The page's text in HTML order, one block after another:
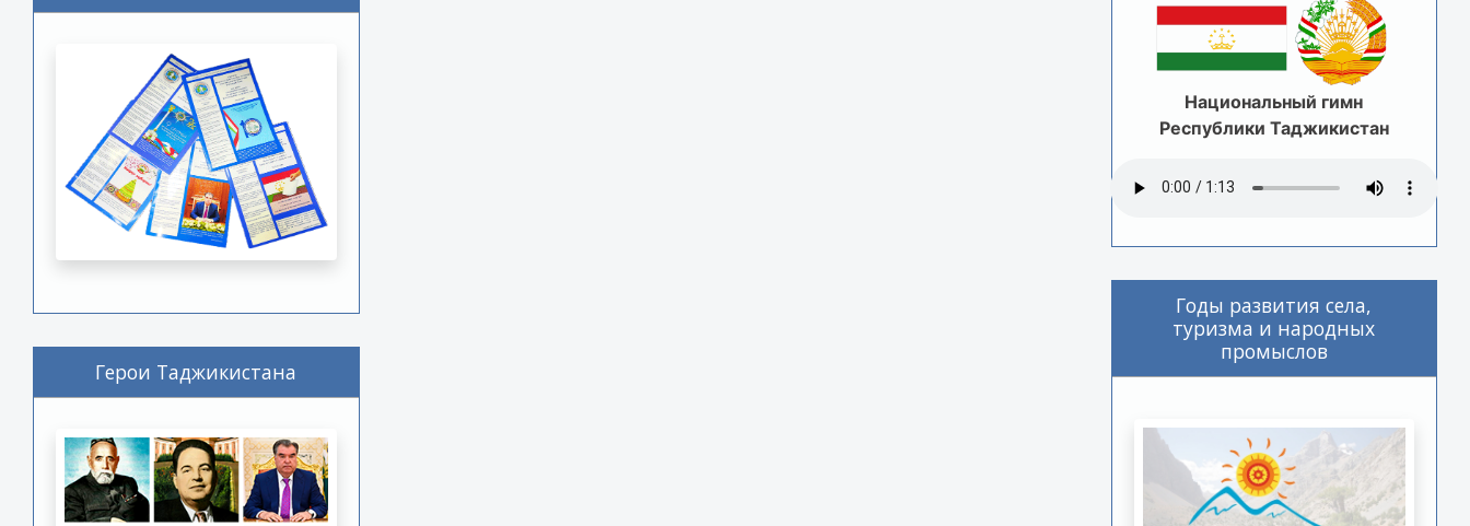
Герои Таджикистана
Национальный гимн
Республики Таджикистан
Годы развития села,
туризма и народных
промыслов